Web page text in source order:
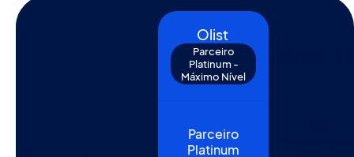
Olist
Parceiro
Platinum -
Máximo Nível
Parceiro
Platinum